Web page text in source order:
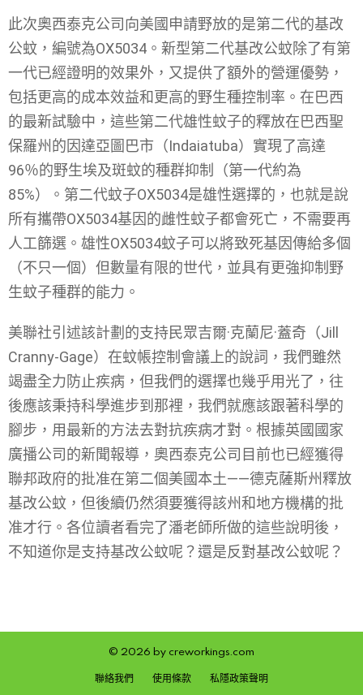
此次奧西泰克公司向美國申請野放的是第二代的基改
公蚊，編號為OX5034。新型第二代基改公蚊除了有第
一代已經證明的效果外，又提供了額外的營運優勢，
包括更高的成本效益和更高的野生種控制率。在巴西
的最新試驗中，這些第二代雄性蚊子的釋放在巴西聖
保羅州的因達亞圖巴市（Indaiatuba）實現了高達
96％的野生埃及斑蚊的種群抑制（第一代約為
85%）。第二代蚊子OX5034是雄性選擇的，也就是說
所有攜帶OX5034基因的雌性蚊子都會死亡，不需要再
人工篩選。雄性OX5034蚊子可以將致死基因傳給多個
（不只一個）但數量有限的世代，並具有更強抑制野
生蚊子種群的能力。
美聯社引述該計劃的支持民眾吉爾·克蘭尼·蓋奇（Jill
Cranny-Gage）在蚊帳控制會議上的說詞，我們雖然
竭盡全力防止疾病，但我們的選擇也幾乎用光了，往
後應該秉持科學進步到那裡，我們就應該跟著科學的
腳步，用最新的方法去對抗疾病才對。根據英國國家
廣播公司的新聞報導，奧西泰克公司目前也已經獲得
聯邦政府的批准在第二個美國本土——德克薩斯州釋放
基改公蚊，但後續仍然須要獲得該州和地方機構的批
准才行。各位讀者看完了潘老師所做的這些說明後，
不知道你是支持基改公蚊呢？還是反對基改公蚊呢？
© 2026 by creworkings.com
聯絡我們
使用條款 私隱政策聲明